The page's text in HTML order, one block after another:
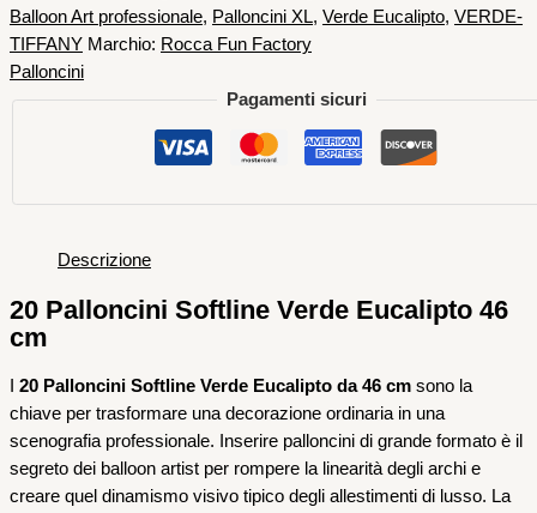
Balloon Art professionale, Palloncini XL, Verde Eucalipto, VERDE-
TIFFANY Marchio: Rocca Fun Factory
Palloncini
Pagamenti sicuri
Descrizione
20 Palloncini Softline Verde Eucalipto 46
cm
20 Palloncini Softline Verde Eucalipto da 46 cm sono la
chiave per trasformare una decorazione ordinaria in una
scenografia professionale. Inserire palloncini di grande formato è il
segreto dei balloon artist per rompere la linearità degli archi e
creare quel dinamismo visivo tipico degli allestimenti di lusso. La